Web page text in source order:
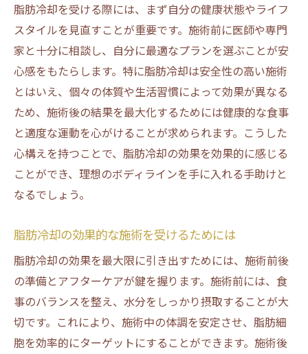
脂肪冷却を受ける際には、まず自分の健康状態やライフ
スタイルを見直すことが重要です。施術前に医師や専門
家と十分に相談し、自分に最適なプランを選ぶことが安
心感をもたらします。特に脂肪冷却は安全性の高い施術
とはいえ、個々の体質や生活習慣によって効果が異なる
ため、施術後の結果を最大化するためには健康的な食事
と適度な運動を心がけることが求められます。こうした
心構えを持つことで、脂肪冷却の効果を効果的に感じる
ことができ、理想のボディラインを手に入れる手助けと
なるでしょう。
脂肪冷却の効果的な施術を受けるためには
脂肪冷却の効果を最大限に引き出すためには、施術前後
の準備とアフターケアが鍵を握ります。施術前には、食
事のバランスを整え、水分をしっかり摂取することが大
切です。これにより、施術中の体調を安定させ、脂肪細
胞を効率的にターゲットにすることができます。施術後